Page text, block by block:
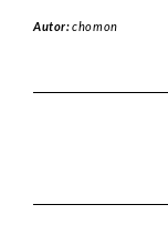
Autor:chomon